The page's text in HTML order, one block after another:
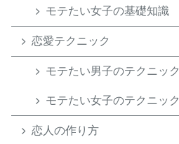
モテたい女子の基礎知識
恋愛テクニック
モテたい男子のテクニック
モテたい女子のテクニック
恋人の作り方